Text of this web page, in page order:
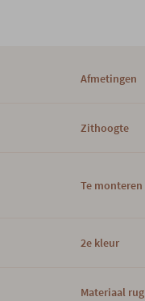
Afmetingen
Zithoogte
Te monteren
2e kleur
Materiaal rug